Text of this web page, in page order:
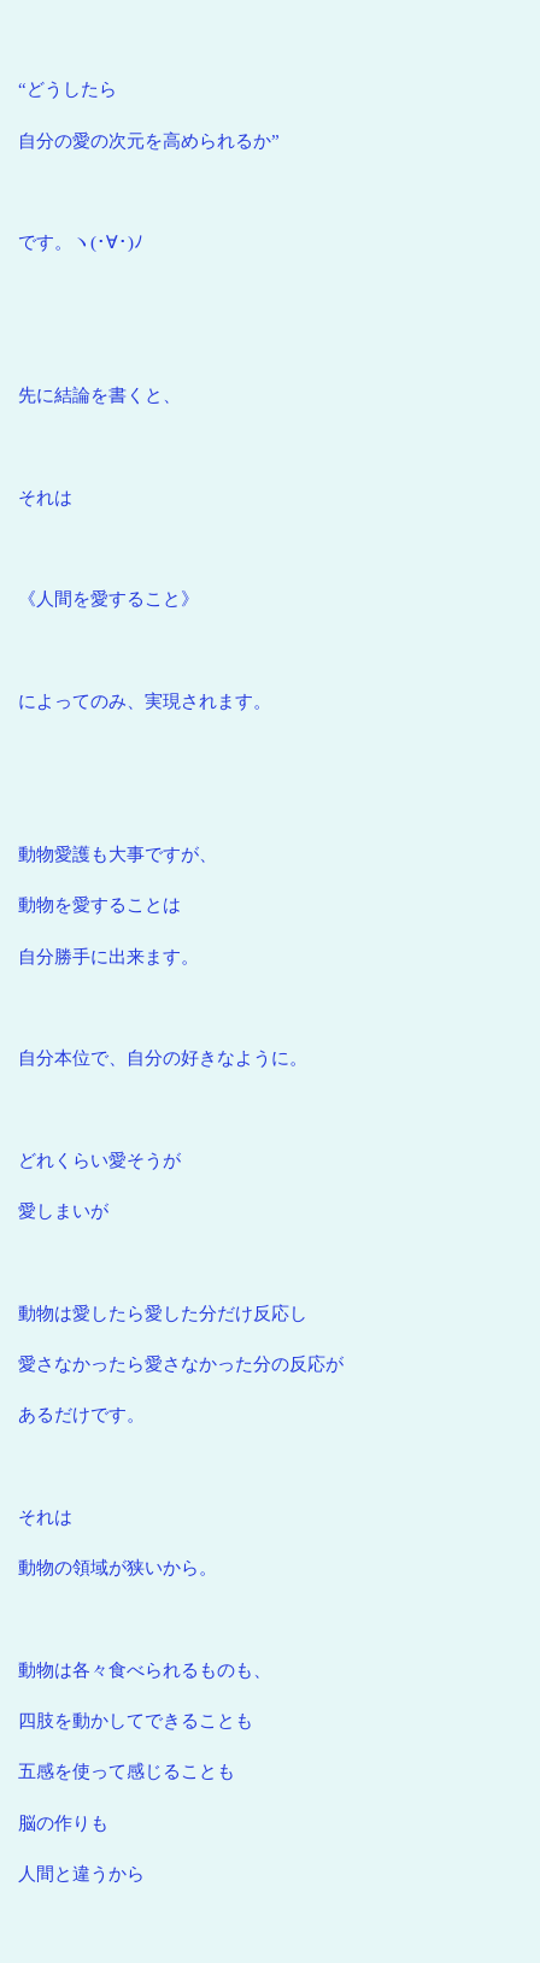
“どうしたら
自分の愛の次元を高められるか”
です。ヽ(･∀･)ﾉ
先に結論を書くと、
それは
《人間を愛すること》
によってのみ、実現されます。
動物愛護も大事ですが、
動物を愛することは
自分勝手に出来ます。
自分本位で、自分の好きなように。
どれくらい愛そうが
愛しまいが
動物は愛したら愛した分だけ反応し
愛さなかったら愛さなかった分の反応が
あるだけです。
それは
動物の領域が狭いから。
動物は各々食べられるものも、
四肢を動かしてできることも
五感を使って感じることも
脳の作りも
人間と違うから